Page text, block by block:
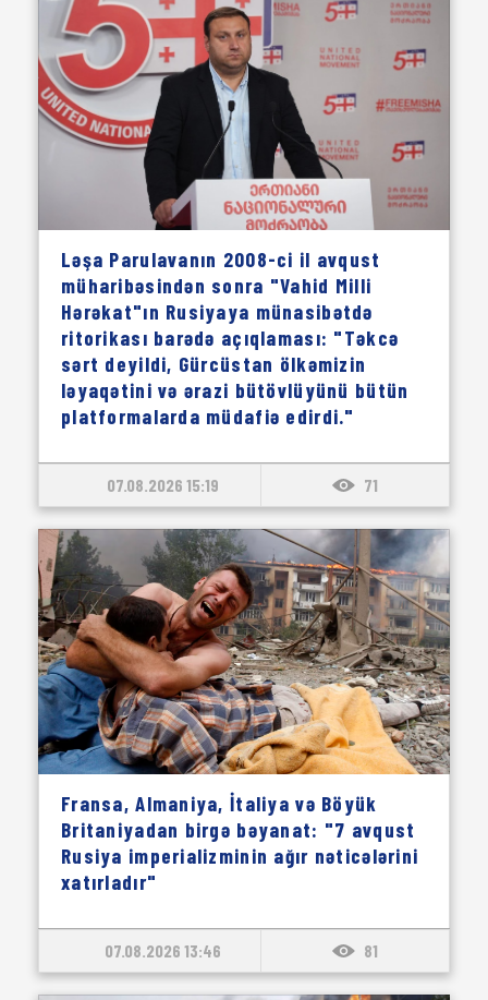
Ləşa Parulavanın 2008-ci il avqust
müharibəsindən sonra "Vahid Milli
Hərəkat"ın Rusiyaya münasibətdə
ritorikası barədə açıqlaması: "Təkcə
sərt deyildi, Gürcüstan ölkəmizin
ləyaqətini və ərazi bütövlüyünü bütün
platformalarda müdafiə edirdi."
07.08.2026 15:19 71
Fransa, Almaniya, İtaliya və Böyük
Britaniyadan birgə bəyanat: "7 avqust
Rusiya imperializminin ağır nəticələrini
xatırladır"
07.08.2026 13:46 81